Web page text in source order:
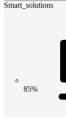
Smart_solutions
85%